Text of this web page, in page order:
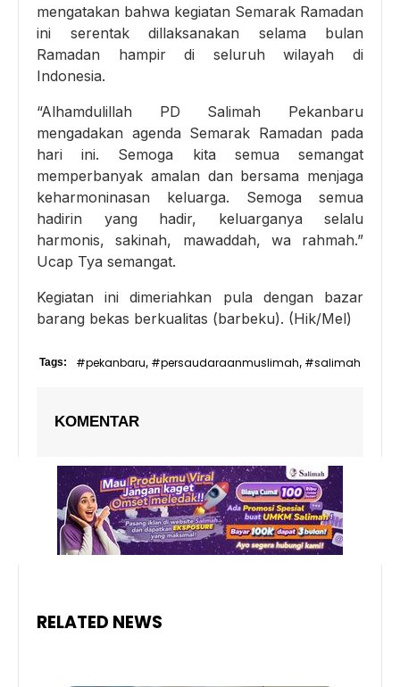
mengatakan bahwa kegiatan Semarak Ramadan
ini serentak dillaksanakan selama bulan
Ramadan hampir di seluruh wilayah di
Indonesia.
“Alhamdulillah PD Salimah Pekanbaru
mengadakan agenda Semarak Ramadan pada
hari ini. Semoga kita semua semangat
memperbanyak amalan dan bersama menjaga
keharmoninasan keluarga. Semoga semua
hadirin yang hadir, keluarganya selalu
harmonis, sakinah, mawaddah, wa rahmah.”
Ucap Tya semangat.
Kegiatan ini dimeriahkan pula dengan bazar
barang bekas berkualitas (barbeku). (Hik/Mel)
Tags: #pekanbaru, #persaudaraanmuslimah, #salimah
KOMENTAR
RELATED NEWS